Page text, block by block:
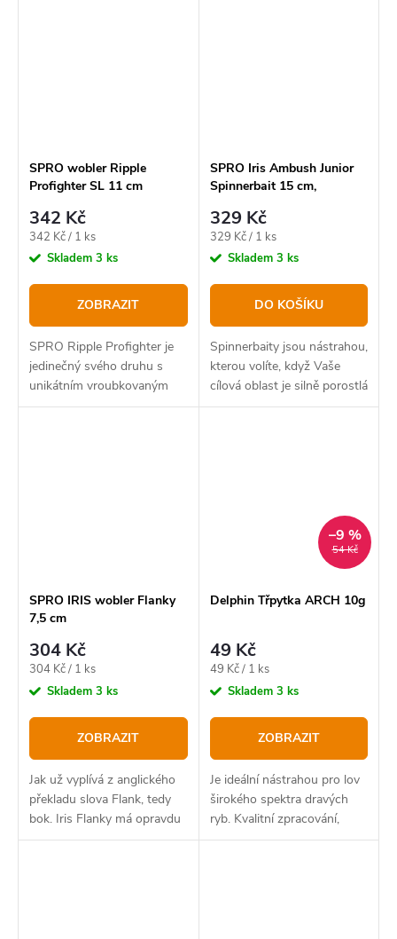
SPRO wobler Ripple
Profighter SL 11 cm
342 Kč
Měrná
cena:
342 Kč / 1 ks
Skladem 3 ks
ZOBRAZIT
SPRO Ripple Profighter je
jedinečný svého druhu s
unikátním vroubkovaným
tělem.
SPRO Iris Ambush Junior
Spinnerbait 15 cm,
329 Kč
Měrná
cena:
329 Kč / 1 ks
Skladem 3 ks
DO KOŠÍKU
Spinnerbaity jsou nástrahou,
kterou volíte, když Vaše
cílová oblast je silně porostlá
vegetací a travinami,
SPRO IRIS wobler Flanky
7,5 cm
304 Kč
Měrná
cena:
304 Kč / 1 ks
Skladem 3 ks
ZOBRAZIT
Jak už vyplívá z anglického
překladu slova Flank, tedy
bok. Iris Flanky má opravdu
výrazný boční chod a to
54 Kč
–9 %
Delphin Třpytka ARCH 10g
49 Kč
Měrná
cena:
49 Kč / 1 ks
Skladem 3 ks
ZOBRAZIT
Je ideální nástrahou pro lov
širokého spektra dravých
ryb. Kvalitní zpracování,
dráždivý pohyb a intenzivní